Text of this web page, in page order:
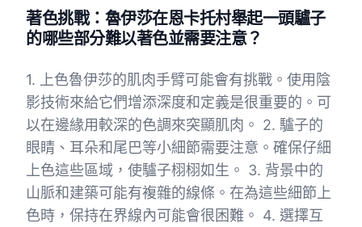
著色挑戰：魯伊莎在恩卡托村舉起一頭驢子
的哪些部分難以著色並需要注意？
1. 上色魯伊莎的肌肉手臂可能會有挑戰。使用陰
影技術來給它們增添深度和定義是很重要的。可
以在邊緣用較深的色調來突顯肌肉。 2. 驢子的
眼睛、耳朵和尾巴等小細節需要注意。確保仔細
上色這些區域，使驢子栩栩如生。 3. 背景中的
山脈和建築可能有複雜的線條。在為這些細節上
色時，保持在界線內可能會很困難。 4. 選擇互